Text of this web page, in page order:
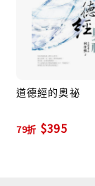
道德經的奧祕
79折 $395